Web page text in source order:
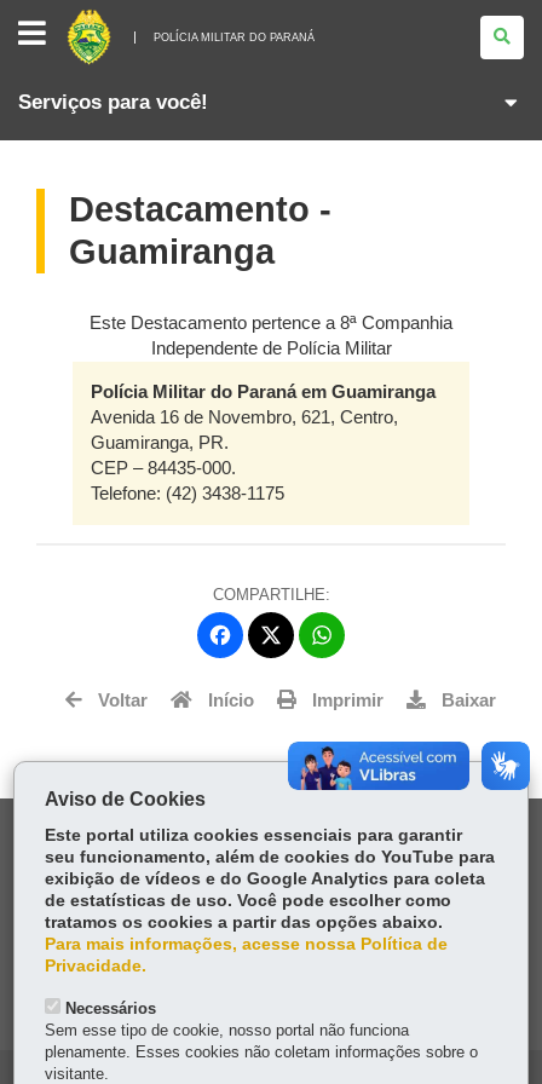
POLÍCIA
MILITAR
DO
PARANÁ
POLÍCIA MILITAR DO PARANÁ
Serviços para você!
Destacamento -
Guamiranga
Este Destacamento pertence a 8ª Companhia
Independente de Polícia Militar
Polícia Militar do Paraná em Guamiranga
Avenida 16 de Novembro, 621, Centro,
Guamiranga, PR.
CEP – 84435-000.
Telefone: (42) 3438-1175
COMPARTILHE:
Fa
ce
bo
itt
er
ts
p
Voltar Início Imprimir Baixar
MAPA DO SITE
DENUNCIE CORRUPÇÃO
OUVIDORIA
TRANSPARÊNCIA INSTITUCIONAL
Aviso de Cookies
Este portal utiliza cookies essenciais para garantir
seu funcionamento, além de cookies do YouTube para
exibição de vídeos e do Google Analytics para coleta
de estatísticas de uso. Você pode escolher como
tratamos os cookies a partir das opções abaixo.
Para mais informações, acesse nossa Política de
Privacidade.
Necessários
Sem esse tipo de cookie, nosso portal não funciona
plenamente. Esses cookies não coletam informações sobre o
visitante.